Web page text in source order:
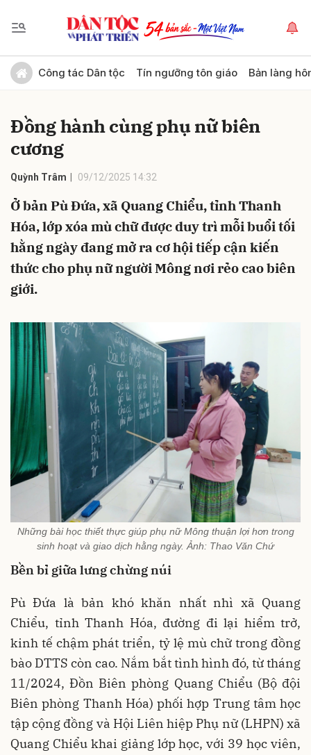
Công tác Dân tộc Tín ngưỡng tôn giáo Bản làng
Đồng hành cùng phụ nữ biên
cương
Quỳnh Trâm 09/12/2025 14:32
Ở bản Pù Đứa, xã Quang Chiểu, tỉnh Thanh
Hóa, lớp xóa mù chữ được duy trì mỗi buổi tối
hằng ngày đang mở ra cơ hội tiếp cận kiến
thức cho phụ nữ người Mông nơi rẻo cao biên
giới.
Những bài học thiết thực giúp phụ nữ Mông thuận lợi hơn trong
sinh hoạt và giao dịch hằng ngày. Ảnh: Thao Văn Chứ
Bền bỉ giữa lưng chừng núi
Pù Đứa là bản khó khăn nhất nhì xã Quang
Chiểu, tỉnh Thanh Hóa, đường đi lại hiểm trở,
kinh tế chậm phát triển, tỷ lệ mù chữ trong đồng
bào DTTS còn cao. Nắm bắt tình hình đó, từ tháng
11/2024, Đồn Biên phòng Quang Chiểu (Bộ đội
Biên phòng Thanh Hóa) phối hợp Trung tâm học
tập cộng đồng và Hội Liên hiệp Phụ nữ (LHPN) xã
Quang Chiểu khai giảng lớp học, với 39 học viên,
Gửi bình luận
Hủy Gửi